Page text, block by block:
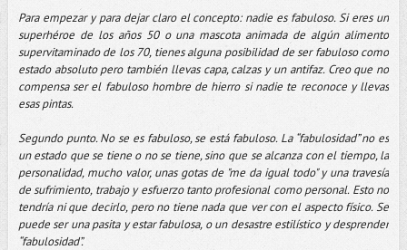
Para empezar y para dejar claro el concepto: nadie es fabuloso. Si eres un
superhéroe de los años 50 o una mascota animada de algún alimento
supervitaminado de los 70, tienes alguna posibilidad de ser fabuloso como
estado absoluto pero también llevas capa, calzas y un antifaz. Creo que no
compensa ser el fabuloso hombre de hierro si nadie te reconoce y llevas
esas pintas.
Segundo punto. No se es fabuloso, se está fabuloso. La “fabulosidad” no es
un estado que se tiene o no se tiene, sino que se alcanza con el tiempo, la
personalidad, mucho valor, unas gotas de "me da igual todo" y una travesía
de sufrimiento, trabajo y esfuerzo tanto profesional como personal. Esto no
tendría ni que decirlo, pero no tiene nada que ver con el aspecto físico. Se
puede ser una pasita y estar fabulosa, o un desastre estilístico y desprender
“fabulosidad”.